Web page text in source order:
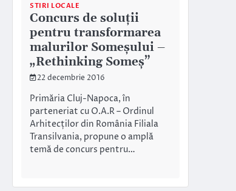
STIRI LOCALE
Concurs de soluții
pentru transformarea
malurilor Someșului –
„Rethinking Someș”
22 decembrie 2016
Primăria Cluj-Napoca, în
parteneriat cu O.A.R – Ordinul
Arhitecților din România Filiala
Transilvania, propune o amplă
temă de concurs pentru…